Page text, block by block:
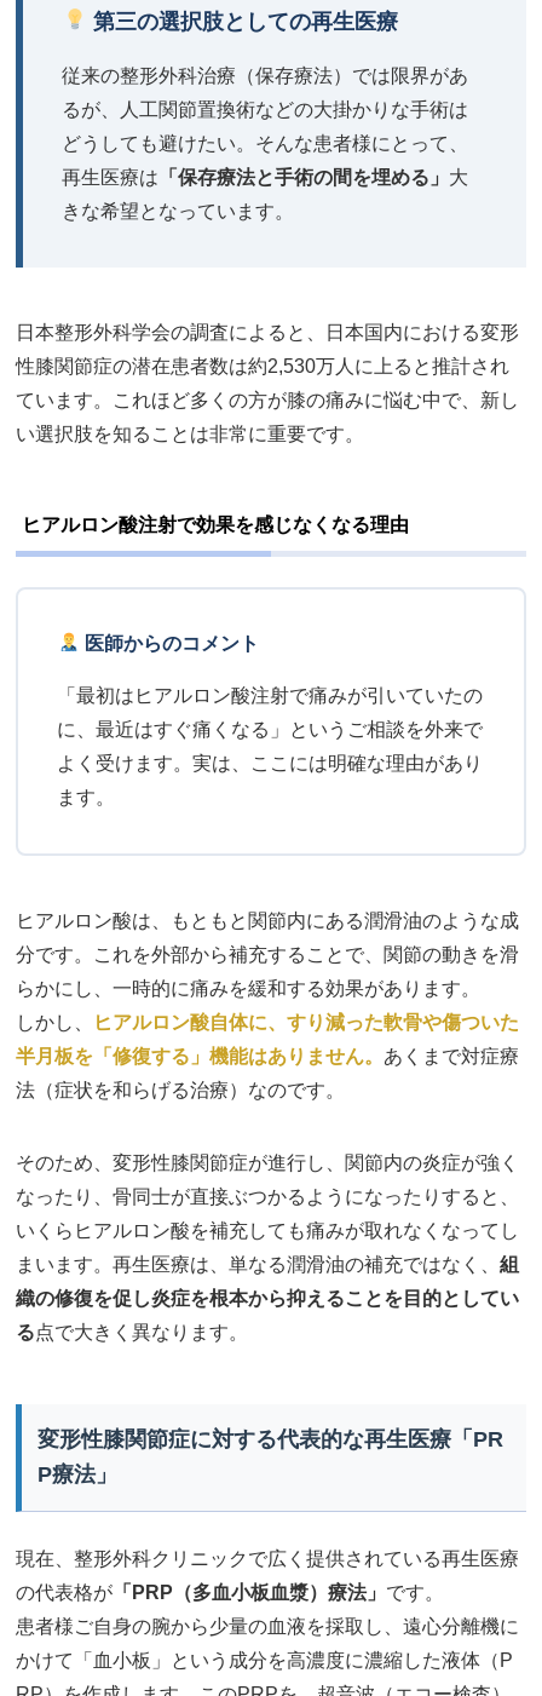
第三の選択肢としての再生医療
従来の整形外科治療（保存療法）では限界があ
るが、人工関節置換術などの大掛かりな手術は
どうしても避けたい。そんな患者様にとって、
再生医療は 「保存療法と手術の間を埋める」 大
きな希望となっています。
日本整形外科学会の調査によると、日本国内における変形
性膝関節症の潜在患者数は約2,530万人に上ると推計され
ています。これほど多くの方が膝の痛みに悩む中で、新し
い選択肢を知ることは非常に重要です。
ヒアルロン酸注射で効果を感じなくなる理由
医師からのコメント
「最初はヒアルロン酸注射で痛みが引いていたの
に、最近はすぐ痛くなる」というご相談を外来で
よく受けます。実は、ここには明確な理由があり
ます。
ヒアルロン酸は、もともと関節内にある潤滑油のような成
分です。これを外部から補充することで、関節の動きを滑
らかにし、一時的に痛みを緩和する効果があります。
しかし、
ヒアルロン酸自体に、すり減った軟骨や傷ついた
半月板を「修復する」機能はありません。 あくまで対症療
法（症状を和らげる治療）なのです。
そのため、変形性膝関節症が進行し、関節内の炎症が強く
なったり、骨同士が直接ぶつかるようになったりすると、
いくらヒアルロン酸を補充しても痛みが取れなくなってし
まいます。再生医療は、単なる潤滑油の補充ではなく、組
織の修復を促し炎症を根本から抑えることを目的としてい
る点で大きく異なります。
変形性膝関節症に対する代表的な再生医療「PR
P療法」
現在、整形外科クリニックで広く提供されている再生医療
の代表格が 「PRP（多血小板血漿）療法」 です。
患者様ご自身の腕から少量の血液を採取し、遠心分離機に
かけて「血小板」という成分を高濃度に濃縮した液体（P